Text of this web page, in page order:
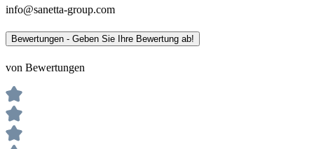
info@sanetta-group.com
Bewertungen - Geben Sie Ihre Bewertung ab!
von Bewertungen